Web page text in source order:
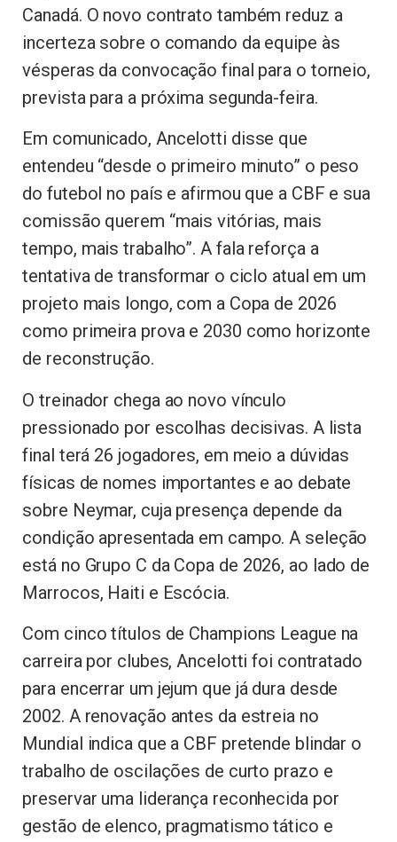
Canadá. O novo contrato também reduz a
incerteza sobre o comando da equipe às
vésperas da convocação final para o torneio,
prevista para a próxima segunda-feira.
Em comunicado, Ancelotti disse que
entendeu “desde o primeiro minuto” o peso
do futebol no país e afirmou que a CBF e sua
comissão querem “mais vitórias, mais
tempo, mais trabalho”. A fala reforça a
tentativa de transformar o ciclo atual em um
projeto mais longo, com a Copa de 2026
como primeira prova e 2030 como horizonte
de reconstrução.
O treinador chega ao novo vínculo
pressionado por escolhas decisivas. A lista
final terá 26 jogadores, em meio a dúvidas
físicas de nomes importantes e ao debate
sobre Neymar, cuja presença depende da
condição apresentada em campo. A seleção
está no Grupo C da Copa de 2026, ao lado de
Marrocos, Haiti e Escócia.
Com cinco títulos de Champions League na
carreira por clubes, Ancelotti foi contratado
para encerrar um jejum que já dura desde
2002. A renovação antes da estreia no
Mundial indica que a CBF pretende blindar o
trabalho de oscilações de curto prazo e
preservar uma liderança reconhecida por
gestão de elenco, pragmatismo tático e